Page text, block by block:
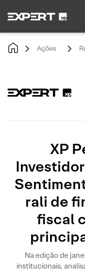
Ações
XP
rali de
fiscal
Na edição de
institucionais,